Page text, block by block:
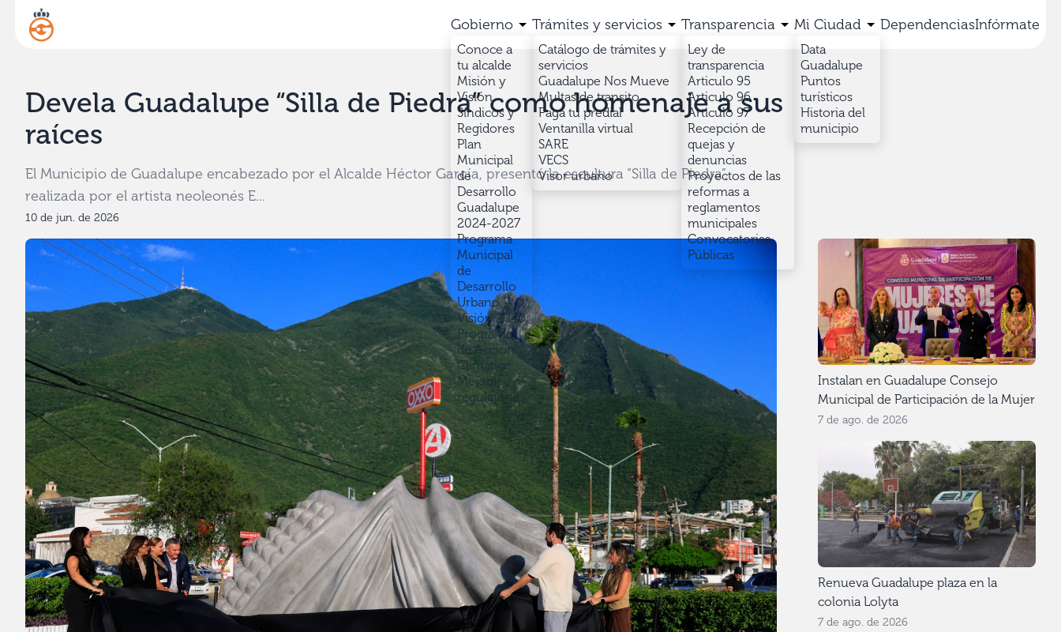
Gobierno
Conoce a
tu alcalde
Misión y
Visión
Síndicos y
Regidores
Plan
Municipal
de
Desarrollo
Guadalupe
2024-2027
Programa
Municipal
de
Desarrollo
Urbano
Visión 2040
Programa
de Acción
Climática
Mejora
regulatoria
Trámites y servicios
Catálogo de trámites y
servicios
Guadalupe Nos Mueve
Multas de transito
Paga tu predial
Ventanilla virtual
SARE
VECS
Visor urbano
Transparencia
Ley de
transparencia
Articulo 95
Articulo 96
Articulo 97
Recepción de
quejas y
denuncias
Proyectos de las
reformas a
reglamentos
municipales
Convocatorias
Públicas
Mi Ciudad
Data
Guadalupe
Puntos
turísticos
Historia del
municipio
DependenciasInfórmate
Devela Guadalupe “Silla de Piedra” como homenaje a sus
raíces
El Municipio de Guadalupe encabezado por el Alcalde Héctor García, presentó la escultura “Silla de Piedra”,
realizada por el artista neoleonés E...
10 de jun. de 2026
Instalan en Guadalupe Consejo
Municipal de Participación de la Mujer
7 de ago. de 2026
Renueva Guadalupe plaza en la
colonia Lolyta
7 de ago. de 2026